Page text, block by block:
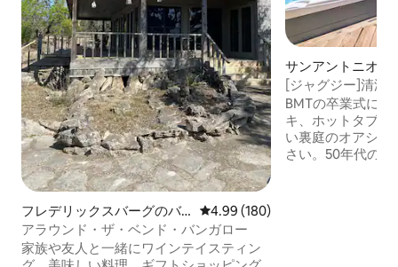
フレデリックスバーグのバ
ンガロー
レビュー180件、5つ星中4.99つ
4.99 (180)
アラウンド・ザ・ベンド・バンガロー
家族や友人と一緒にワインテイスティン
サンアントニオの
ー
[ジャグジー]清潔
近く
BMTの卒業式に最適です
キ、ホットタブ、
い裏庭のオアシス
さい。50年代の